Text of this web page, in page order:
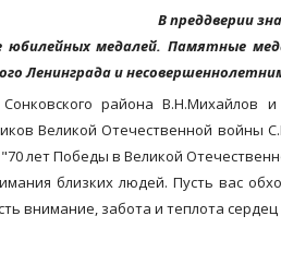
В преддверии
юбилейных медалей. Памятные
Ленинграда и
района В.Н.Михайлов
Великой Отечественной войны
лет Победы в Великой
близких людей. Пусть вас
внимание, забота и теплота